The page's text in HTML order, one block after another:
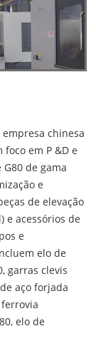
empresa chinesa
em P &D e
de gama
e
de elevação
e acessórios de
e
elo de
garras clevis
aço forjada
elo de